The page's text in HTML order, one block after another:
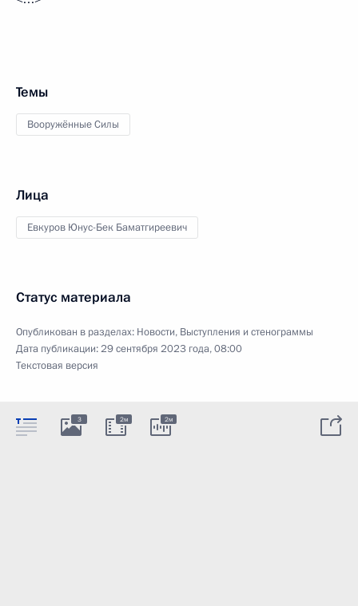
Темы
Вооружённые Силы
Лица
Евкуров Юнус-Бек Баматгиреевич
Статус материала
Опубликован в разделах: Новости, Выступления и стенограммы
Дата публикации:29 сентября 2023 года, 08:00
Текстовая версия
3 2м 2м